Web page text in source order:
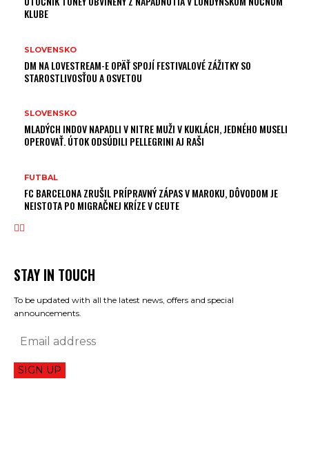
KLUBE
SLOVENSKO
DM NA LOVESTREAM-E OPÄŤ SPOJÍ FESTIVALOVÉ ZÁŽITKY SO
STAROSTLIVOSŤOU A OSVETOU
SLOVENSKO
MLADÝCH INDOV NAPADLI V NITRE MUŽI V KUKLÁCH, JEDNÉHO MUSELI
OPEROVAŤ. ÚTOK ODSÚDILI PELLEGRINI AJ RAŠI
FUTBAL
FC BARCELONA ZRUŠIL PRÍPRAVNÝ ZÁPAS V MAROKU, DÔVODOM JE
NEISTOTA PO MIGRAČNEJ KRÍZE V CEUTE
STAY IN TOUCH
To be updated with all the latest news, offers and special
announcements.
SIGN UP